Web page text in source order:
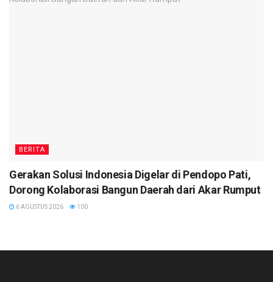
BERITA
Gerakan Solusi Indonesia Digelar di Pendopo Pati,
Dorong Kolaborasi Bangun Daerah dari Akar Rumput
6 AGUSTUS 2026 100